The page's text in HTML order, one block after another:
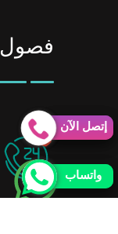
فصول
إتصل الآن
واتساب
إتصل الآن
واتساب